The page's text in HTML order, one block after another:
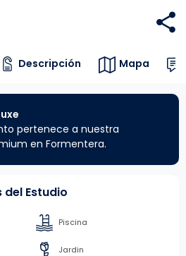
Descripción Mapa
pertenece a nuestra
en Formentera.
Estudio
Piscina
Jardin